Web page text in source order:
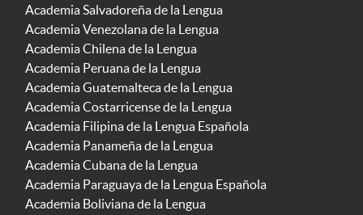
Academia Salvadoreña de la Lengua
Academia Venezolana de la Lengua
Academia Chilena de la Lengua
Academia Peruana de la Lengua
Academia Guatemalteca de la Lengua
Academia Costarricense de la Lengua
Academia Filipina de la Lengua Española
Academia Panameña de la Lengua
Academia Cubana de la Lengua
Academia Paraguaya de la Lengua Española
Academia Boliviana de la Lengua